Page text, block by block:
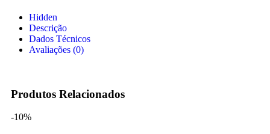
Hidden
Descrição
Dados Técnicos
Avaliações (0)
Produtos Relacionados
-10%